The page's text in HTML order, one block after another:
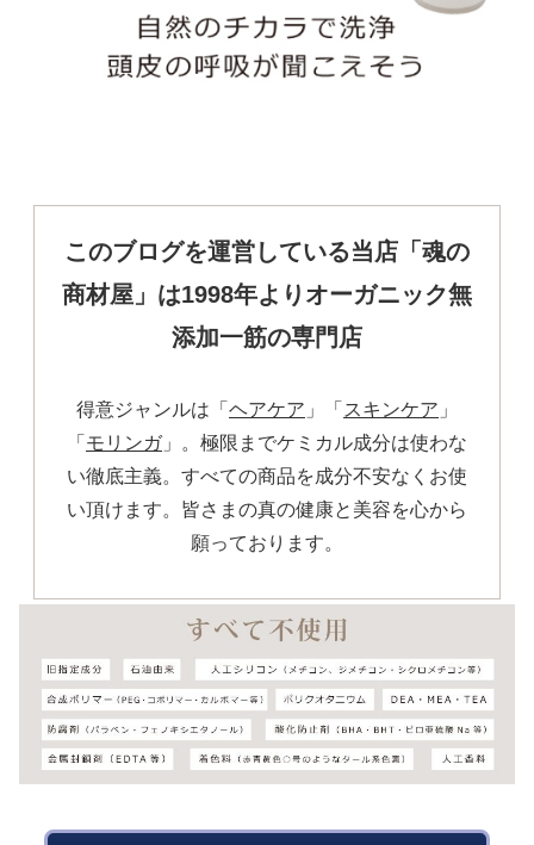
このブログを運営している当店「魂の
商材屋」は1998年よりオーガニック無
添加一筋の専門店
得意ジャンルは「 ヘアケア 」「 スキンケア 」
「 モリンガ」。極限までケミカル成分は使わな
い徹底主義。すべての商品を成分不安なくお使
い頂けます。皆さまの真の健康と美容を心から
願っております。